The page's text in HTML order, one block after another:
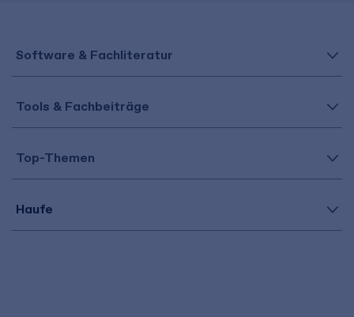
Software & Fachliteratur
Tools & Fachbeiträge
Top-Themen
Haufe